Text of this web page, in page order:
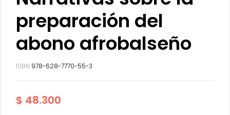
preparación del
abono afrobalseño
ISBN 978-628-7770-55-3
$ 48.300